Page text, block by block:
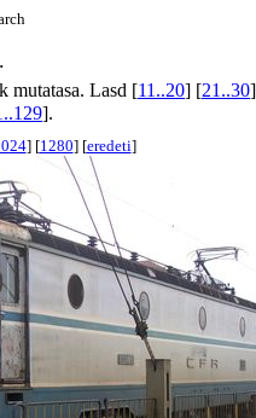
mutatasa. Lasd [11..20] [21..30
].
] [1280] [eredeti]